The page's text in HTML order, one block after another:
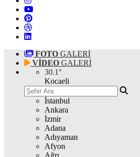
FOTO GALERİ
VİDEO GALERİ
30.1°
Kocaeli
İstanbul
Ankara
İzmir
Adana
Adıyaman
Afyon
Ağrı